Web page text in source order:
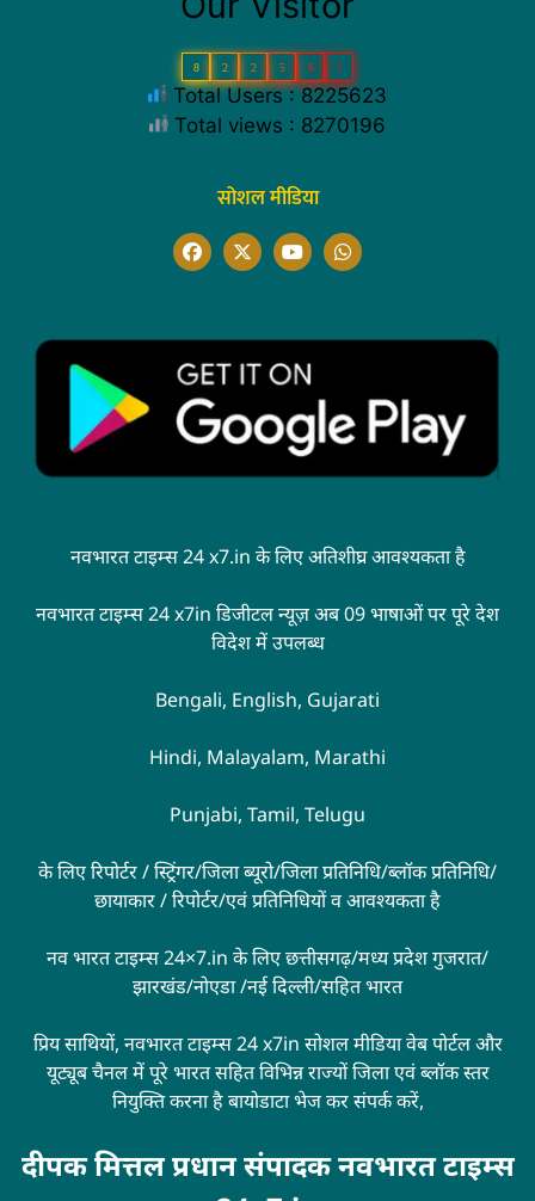
8 2 2 5 6 2
Total Users : 8225623
Total views : 8270196
सोशल मीडिया
नवभारत टाइम्स 24 x7.in के लिए अतिशीघ्र आवश्यकता है
नवभारत टाइम्स 24 x7in डिजीटल न्यूज़ अब 09 भाषाओं पर पूरे देश
विदेश में उपलब्ध
Bengali, English, Gujarati
Hindi, Malayalam, Marathi
Punjabi, Tamil, Telugu
के लिए रिपोर्टर / स्ट्रिंगर/जिला ब्यूरो/जिला प्रतिनिधि/ब्लॉक प्रतिनिधि/
छायाकार / रिपोर्टर/एवं प्रतिनिधियों व आवश्यकता है
नव भारत टाइम्स 24×7.in के लिए छत्तीसगढ़/मध्य प्रदेश गुजरात/
झारखंड/नोएडा /नई दिल्ली/सहित भारत
प्रिय साथियों, नवभारत टाइम्स 24 x7in सोशल मीडिया वेब पोर्टल और
यूट्यूब चैनल में पूरे भारत सहित विभिन्न राज्यों जिला एवं ब्लॉक स्तर
नियुक्ति करना है बायोडाटा भेज कर संपर्क करें,
दीपक मित्तल प्रधान संपादक नवभारत टाइम्स